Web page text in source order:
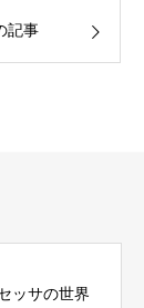
記事
ッサの世界